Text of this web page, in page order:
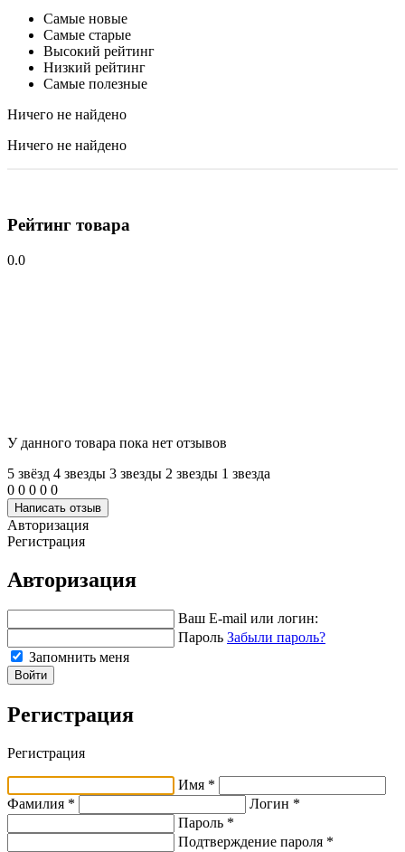
Самые новые
Самые старые
Высокий рейтинг
Низкий рейтинг
Самые полезные
Ничего не найдено
Ничего не найдено
Рейтинг товара
0.0
У данного товара пока нет отзывов
5 звёзд 4 звeзды 3 звeзды 2 звeзды 1 звeзда
0 0 0 0 0
Написать отзыв
Авторизация
Регистрация
Авторизация
Ваш E-mail или логин:
Пароль Забыли пароль?
Запомнить меня
Войти
Регистрация
Регистрация
Имя *
Фамилия *
Логин *
Пароль *
Подтверждение пароля *